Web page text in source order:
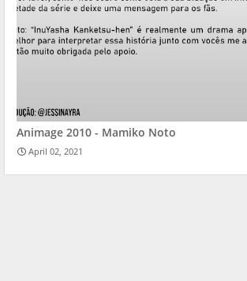
Animage 2010 - Mamiko Noto
April 02, 2021